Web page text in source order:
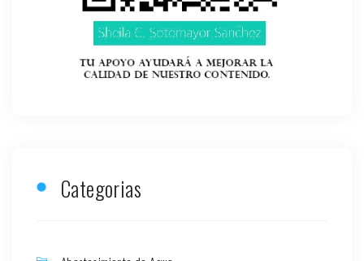
Categorias